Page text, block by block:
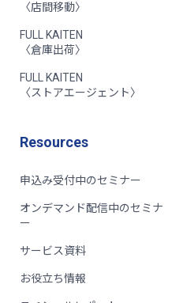
〈店間移動〉
FULL KAITEN
〈倉庫出荷〉
FULL KAITEN
〈ストアエージェント〉
Resources
申込み受付中のセミナー
オンデマンド配信中のセミナ
ー
サービス資料
お役立ち情報